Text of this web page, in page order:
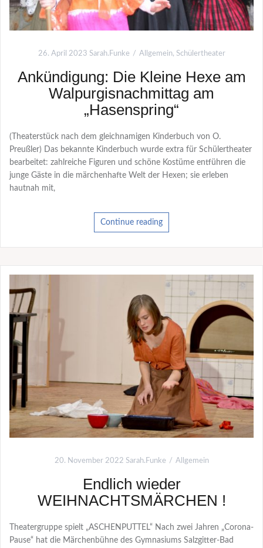
26. April 2023 Sarah.Funke Allgemein, Schülertheater
Ankündigung: Die Kleine Hexe am
Walpurgisnachmittag am
„Hasenspring“
(Theaterstück nach dem gleichnamigen Kinderbuch von O.
Preußler) Das bekannte Kinderbuch wurde extra für Schülertheater
bearbeitet: zahlreiche Figuren und schöne Kostüme entführen die
junge Gäste in die märchenhafte Welt der Hexen; sie erleben
hautnah mit,
Continue reading
20. November 2022 Sarah.Funke Allgemein
Endlich wieder
WEIHNACHTSMÄRCHEN !
Theatergruppe spielt „ASCHENPUTTEL“ Nach zwei Jahren „Corona-
Pause“ hat die Märchenbühne des Gymnasiums Salzgitter-Bad